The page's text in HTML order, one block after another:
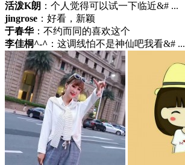
活泼K朗 ：个人觉得可以试一下临近&# ...
jingrose ：好看，新颖
于春华：不约而同的喜欢这个
李佳桐^-^ ：这调线怕不是神仙吧我看&# ...